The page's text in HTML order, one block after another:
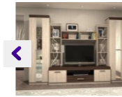
Гостиная Стиль
Атлантида-2 Венге-дуб
Белфорд
25 223 ₽
info@drawing-room.ru